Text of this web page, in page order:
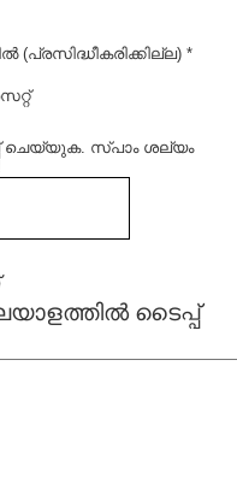
(പ്രസിദ്ധീകരിക്കില്ല) *
ചെയ്യുക. സ്പാം ശല്യം
ടൈപ്പ്